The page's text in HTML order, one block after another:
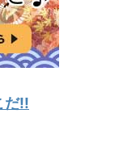
だ!!